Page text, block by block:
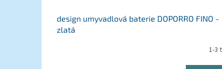
design umyvadlová baterie DOPORRO FINO -
zlatá
1-3